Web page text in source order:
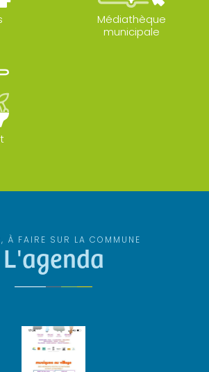
Médiathèque
municipale
À FAIRE SUR LA COMMUNE
L'agenda